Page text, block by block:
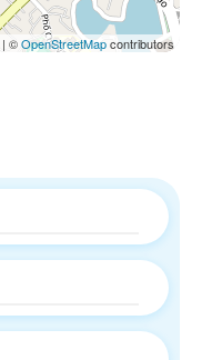
| ©OpenStreetMapcontributors